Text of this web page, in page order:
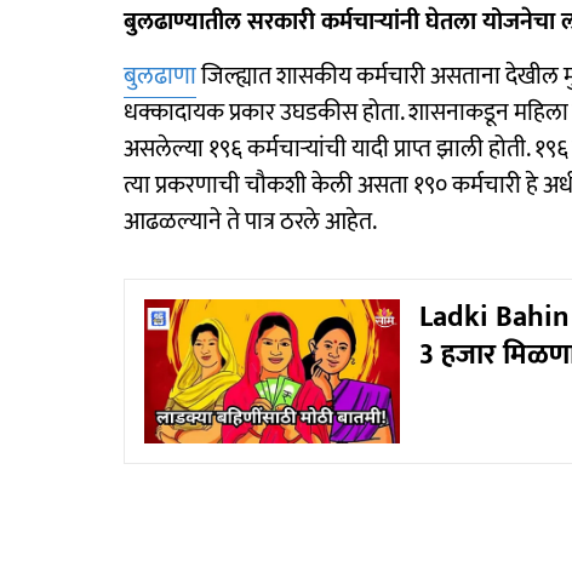
बुलढाण्यातील सरकारी कर्मचाऱ्यांनी घेतला योजनेचा
बुलढाणाजिल्ह्यात शासकीय कर्मचारी असताना
धक्कादायक प्रकार उघडकीस होता. शासनाकडून
असलेल्या १९६ कर्मचाऱ्यांची यादी प्राप्त झाली
त्या प्रकरणाची चौकशी केली असता १९० कर्मचारी हे
आढळल्याने ते पात्र ठरले आहेत.
Ladki Bahin
3 हजार